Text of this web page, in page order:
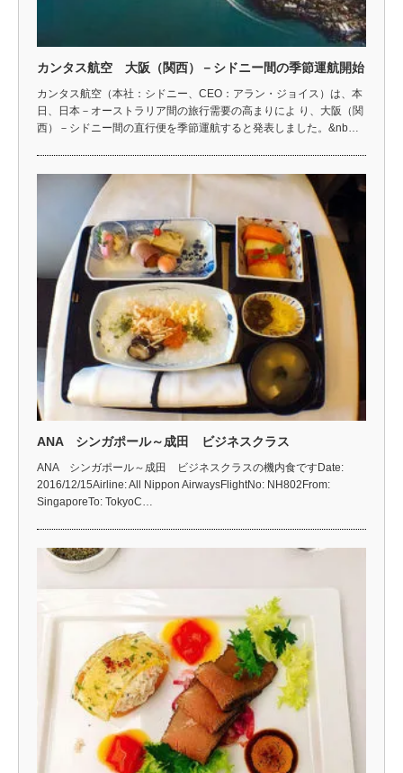
カンタス航空 大阪（関西）－シドニー間の季節運航開始
カンタス航空（本社：シドニー、CEO：アラン・ジョイス）は、本
日、日本－オーストラリア間の旅行需要の高まりによ り、大阪（関
西）－シドニー間の直行便を季節運航すると発表しました。&nb…
ANA シンガポール～成田 ビジネスクラス
ANA シンガポール～成田 ビジネスクラスの機内食ですDate:
2016/12/15Airline: All Nippon AirwaysFlightNo: NH802From:
SingaporeTo: TokyoC…